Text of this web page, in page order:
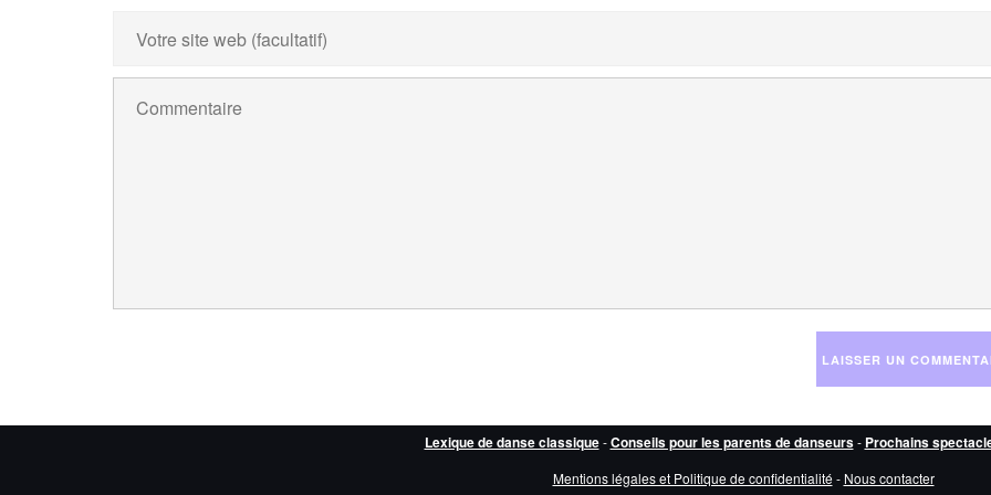
Lexique de danse classique-Conseils pour les parents de danseurs- Prochains
Mentions légales et Politique de confidentialité - Nous contacter